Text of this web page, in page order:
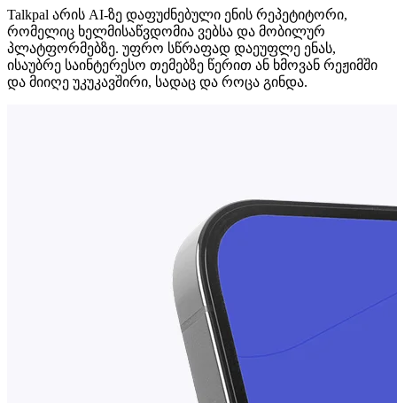
Talkpal არის AI-ზე დაფუძნებული ენის რეპეტიტორი,
რომელიც ხელმისაწვდომია ვებსა და მობილურ
პლატფორმებზე. უფრო სწრაფად დაეუფლე ენას,
ისაუბრე საინტერესო თემებზე წერით ან ხმოვან რეჟიმში
და მიიღე უკუკავშირი, სადაც და როცა გინდა.